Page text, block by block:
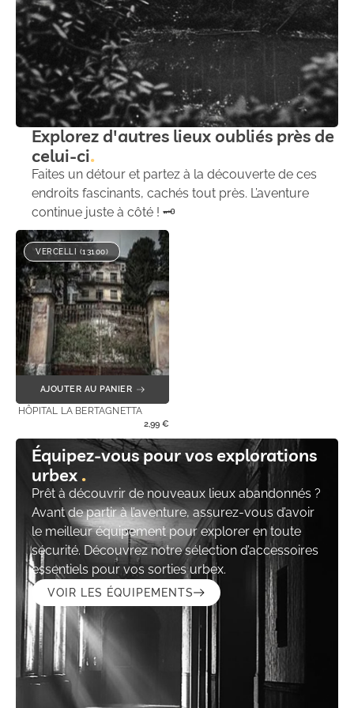
Explorez d'autres lieux oubliés près de
celui-ci
Faites un détour et partez à la découverte de ces
endroits fascinants, cachés tout près. L’aventure
continue juste à côté ! 🗝️
VERCELLI (13100)
AJOUTER AU PANIER
HÔPITAL LA BERTAGNETTA
2,99 €
Équipez-vous pour vos explorations
urbex
Prêt à découvrir de nouveaux lieux abandonnés ?
Avant de partir à l’aventure, assurez-vous d’avoir
le meilleur équipement pour explorer en toute
sécurité. Découvrez notre sélection d’accessoires
essentiels pour vos sorties urbex.
VOIR LES ÉQUIPEMENTS